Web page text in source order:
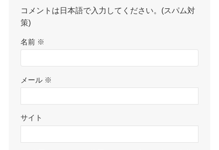
コメントは日本語で入力してください。(スパム対
策)
名前 ※
メール ※
サイト